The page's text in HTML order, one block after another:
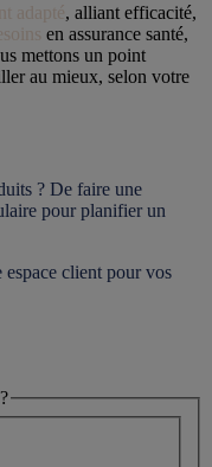
adapté, alliant efficacité,
en assurance santé,
mettons un point
au mieux, selon votre
? De faire une
pour planifier un
client pour vos